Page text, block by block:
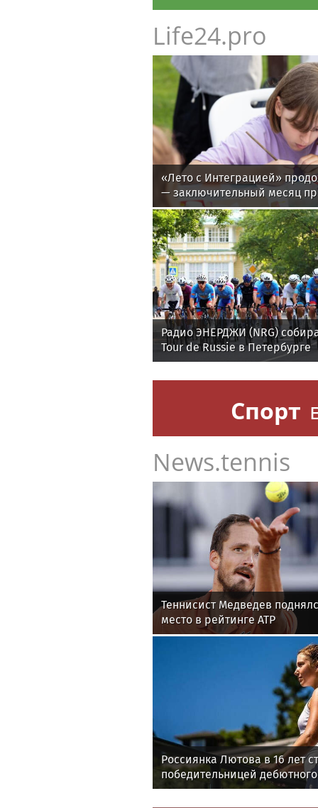
Life24.pro
«Лето с Интеграцией»
— заключительный месяц
Радио ЭНЕРДЖИ (NRG)
Tour de Russie в Петербурге
Спорт
News.tennis
Теннисист Медведев
место в рейтинге ATP
Россиянка Лютова в 16 лет
победительницей
WTA